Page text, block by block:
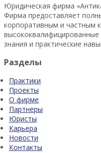
Юридическая фирма
Фирма предоставляет
корпоративным и частным
знания и практические
Разделы
Практики
Проекты
О фирме
Партнеры
Юристы
Карьера
Новости
Контакты